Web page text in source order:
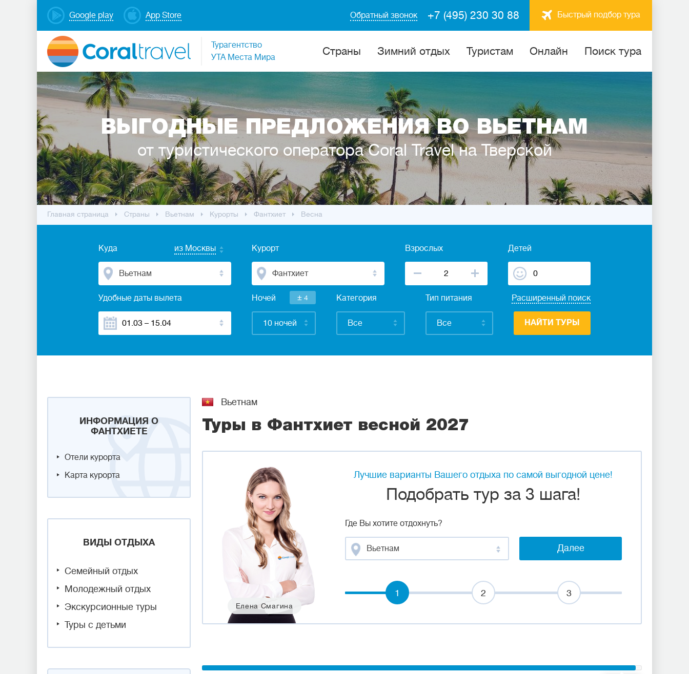
Google play App Store Быстрый подбор тура
+7 (495) 230 30 88
Обратный звонок
Турагентство
УТА Места Мира
Cтраны Зимний отдых Туристам Онлайн Поиск тура
ВЫГОДНЫЕ ПРЕДЛОЖЕНИЯ ВО ВЬЕТНАМ
от туристического оператора Coral Travel на Тверской
Главная страница Cтраны Вьетнам Курорты Фантхиет Весна
Куда из Москвы
Вьетнам
Курорт
Фантхиет
Взрослых Детей
Удобные даты вылета Ночей ±4
10 ночей
Категория
Все
Тип питания
Все
Расширенный поиск
НАЙТИ ТУРЫ
ИНФОРМАЦИЯ О
ФАНТХИЕТЕ
Отели курорта
Карта курорта
ВИДЫ ОТДЫХА
Семейный отдых
Молодежный отдых
Экскурсионные туры
Туры с детьми
Вьетнам
Туры в Фантхиет весной 2027
Елена Смагина
Лучшие варианты Вашего отдыха по самой выгодной цене!
Подобрать тур за 3 шага!
Где Вы хотите отдохнуть?
Вьетнам Далее
1 2 3